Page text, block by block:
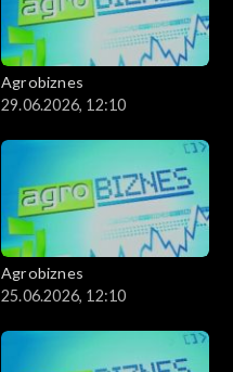
Agrobiznes
29.06.2026, 12:10
Agrobiznes
25.06.2026, 12:10